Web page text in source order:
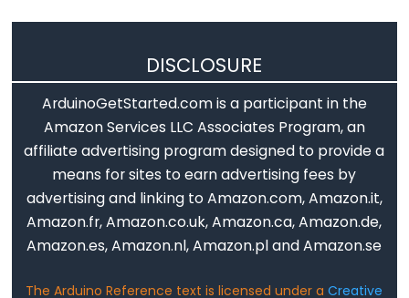
Analog
analogRead()
analogReference()
analogWrite()
Advanced
IO
DISCLOSURE
ArduinoGetStarted.com is a participant in the
Amazon Services LLC Associates Program, an
affiliate advertising program designed to provide a
means for sites to earn advertising fees by
advertising and linking to Amazon.com, Amazon.it,
Amazon.fr, Amazon.co.uk, Amazon.ca, Amazon.de,
Amazon.es, Amazon.nl, Amazon.pl and Amazon.se
The Arduino Reference text is licensed under aCreative